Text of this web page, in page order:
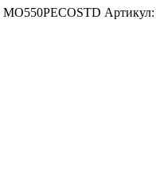
MO550PECOSTD Артикул: